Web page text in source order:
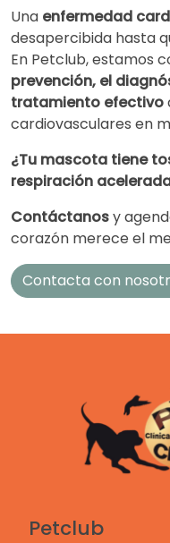
Una enfermedad
desapercibida hasta
En Petclub, estamos
prevención, el
tratamiento efectivo
cardiovasculares en
¿Tu mascota tiene
respiración
Contáctanosy
corazón merece el
Contacta con
Petclub